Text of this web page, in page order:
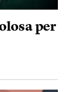
per